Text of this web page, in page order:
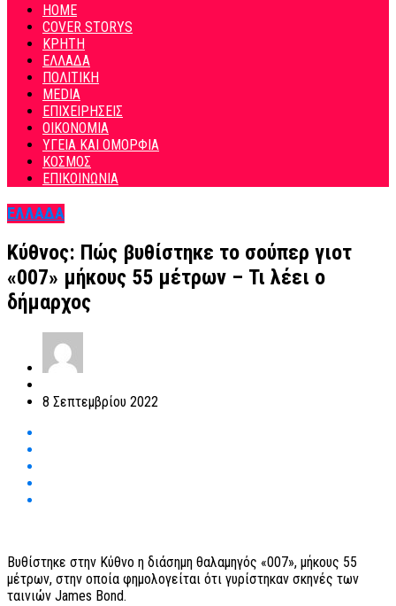
HOME
COVER STORYS
ΚΡΗΤΗ
ΕΛΛΑΔΑ
ΠΟΛΙΤΙΚΗ
MEDIA
ΕΠΙΧΕΙΡΗΣΕΙΣ
ΟΙΚΟΝΟΜΙΑ
ΥΓΕΙΑ ΚΑΙ ΟΜΟΡΦΙΑ
ΚΟΣΜΟΣ
ΕΠΙΚΟΙΝΩΝΙΑ
ΕΛΛΑΔΑ
Κύθνος: Πώς βυθίστηκε το σούπερ γιοτ
«007» μήκους 55 μέτρων – Τι λέει ο
δήμαρχος
8 Σεπτεμβρίου 2022
Βυθίστηκε στην Κύθνο η διάσημη θαλαμηγός «007», μήκους 55
μέτρων, στην οποία φημολογείται ότι γυρίστηκαν σκηνές των
ταινιών James Bond.